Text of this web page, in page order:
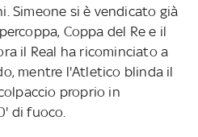
Simeone si è vendicato già
Coppa del Re e il
il Real ha ricominciato a
mentre l'Atletico blinda il
proprio in
di fuoco.